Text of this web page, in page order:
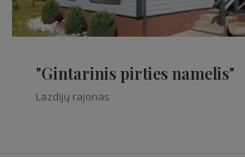
"Gintarinis pirties namelis"
Lazdijų rajonas